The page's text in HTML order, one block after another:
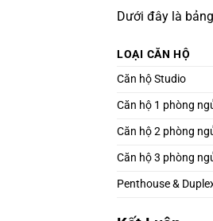
Dưới đây là
LOẠI CĂN HỘ
Căn hộ Studio
Căn hộ 1 phòng
Căn hộ 2 phòng
Căn hộ 3 phòng
Penthouse &